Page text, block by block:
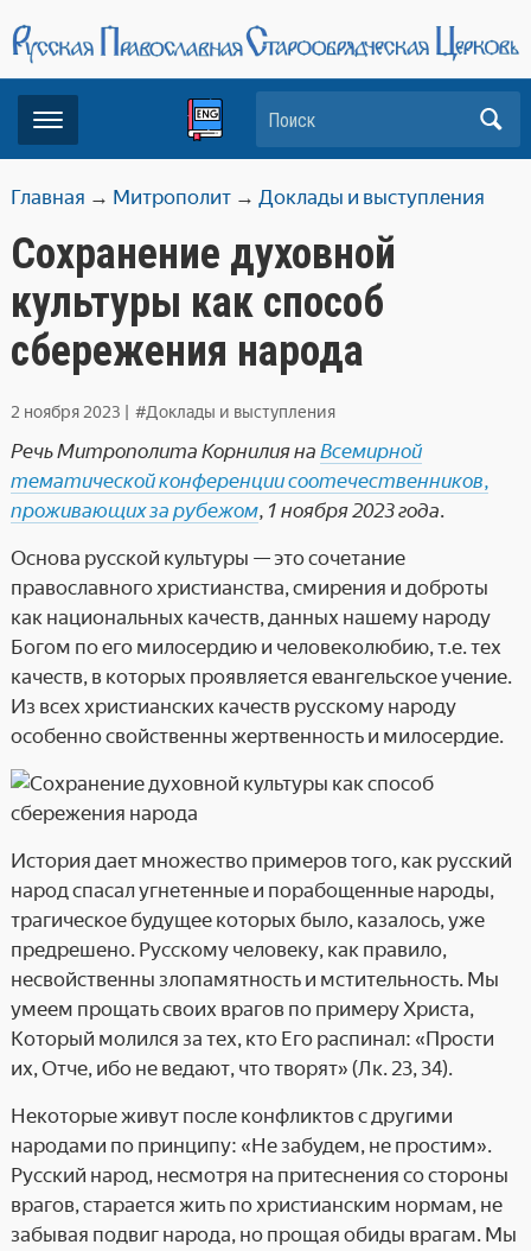
Поиск
Главная → Митрополит → Доклады и выступления
Сохранение духовной
культуры как способ
сбережения народа
2 ноября 2023 #Доклады и выступления
Речь Митрополита Корнилия на Всемирной
тематической конференции соотечественников,
проживающих за рубежом, 1 ноября 2023 года.
Основа русской культуры — это сочетание
православного христианства, смирения и доброты
как национальных качеств, данных нашему народу
Богом по его милосердию и человеколюбию, т.е. тех
качеств, в которых проявляется евангельское учение.
Из всех христианских качеств русскому народу
особенно свойственны жертвенность и милосердие.
История дает множество примеров того, как русский
народ спасал угнетенные и порабощенные народы,
трагическое будущее которых было, казалось, уже
предрешено. Русскому человеку, как правило,
несвойственны злопамятность и мстительность. Мы
умеем прощать своих врагов по примеру Христа,
Который молился за тех, кто Его распинал: «Прости
их, Отче, ибо не ведают, что творят» (Лк. 23, 34).
Некоторые живут после конфликтов с другими
народами по принципу: «Не забудем, не простим».
Русский народ, несмотря на притеснения со стороны
врагов, старается жить по христианским нормам, не
забывая подвиг народа, но прощая обиды врагам. Мы